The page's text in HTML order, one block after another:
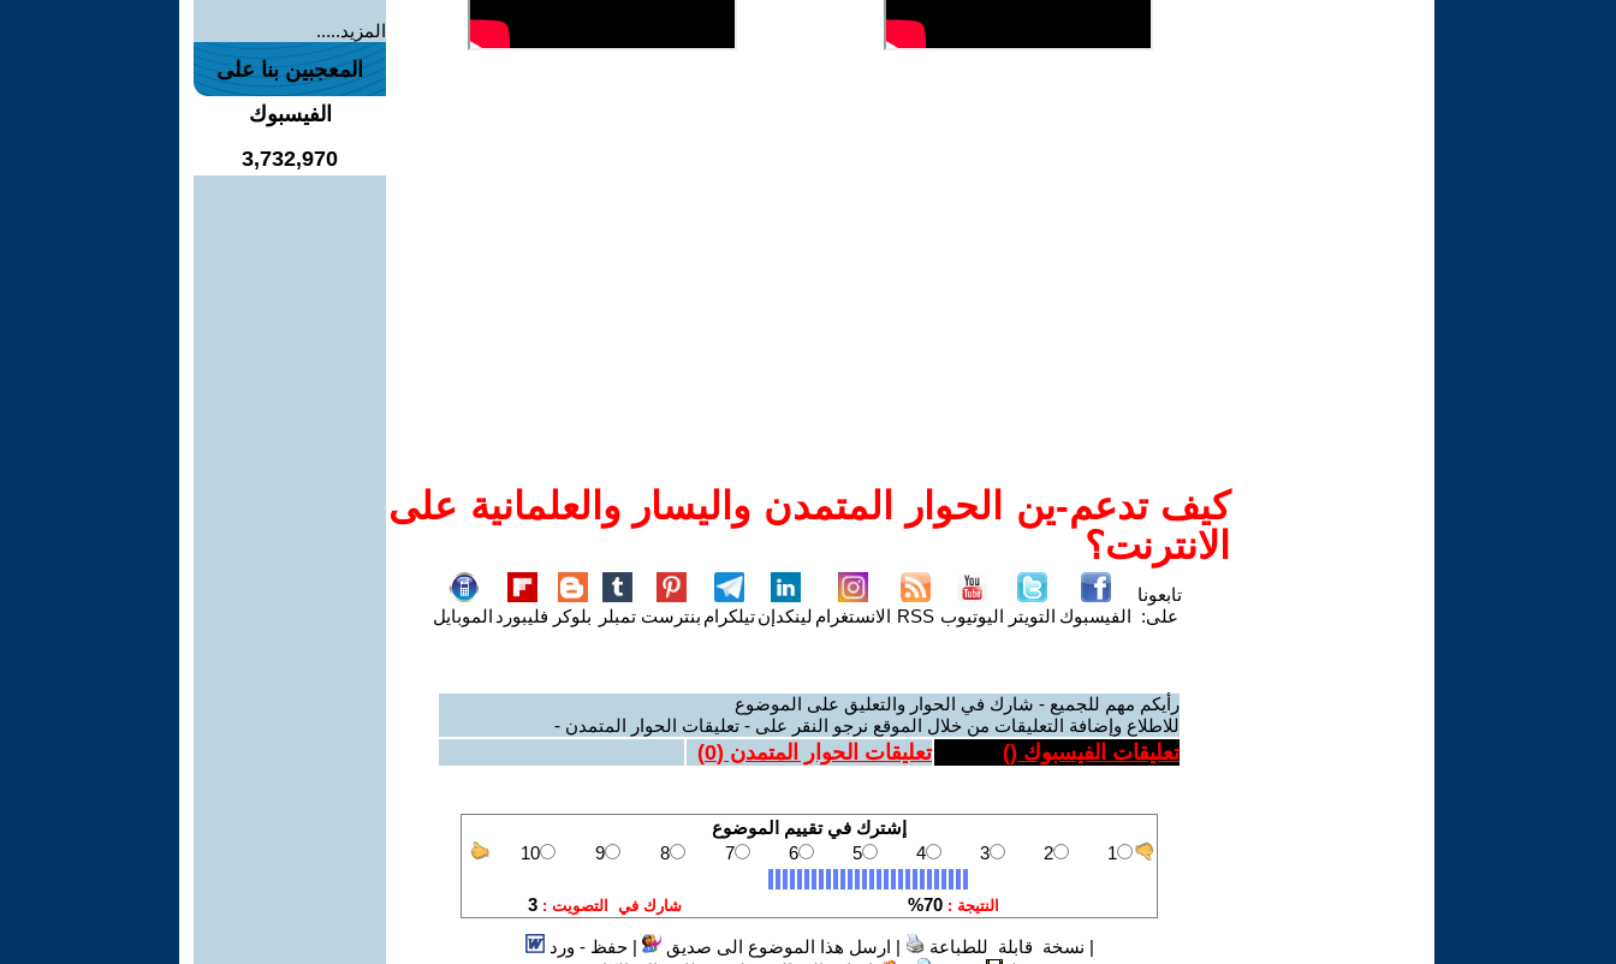
كيف تدعم-ين الحوار المتمدن واليسار والعلمانية على
الانترنت؟
تابعونا
على: الفيسبوك التويتر اليوتيوب RSS الانستغرام لينكدإنتيلكرام بنترست تمبلر بلوكر فليبورد الموبايل
رأيكم مهم للجميع - شارك في الحوار والتعليق على الموضوع
للاطلاع وإضافة التعليقات من خلال الموقع نرجو النقر على - تعليقات الحوار المتمدن -
تعليقات الفيسبوك () تعليقات الحوار المتمدن (0
)
| نسخة قابلة للطباعة | ارسل هذا الموضوع الى صديق |حفظ - ورد
المزيد.....
المعجبين بنا على
الفيسبوك
3,732,970